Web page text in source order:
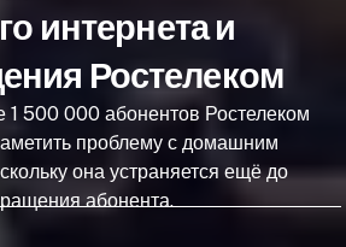
интернета и
Ростелеком
1 500 000 абонентов Ростелеком
проблему с домашним
она устраняется ещё до
абонента.